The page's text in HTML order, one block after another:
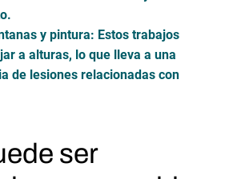
y pintura: Estos trabajos
a alturas, lo que lleva a una
de lesiones relacionadas con
ser